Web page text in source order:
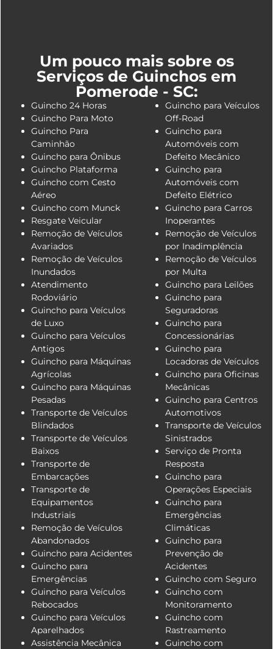
Um pouco mais sobre os
Serviços de Guinchos em
Pomerode - SC:
Guincho 24 Horas
Guincho Para Moto
Guincho Para
Caminhão
Guincho para Ônibus
Guincho Plataforma
Guincho com Cesto
Aéreo
Guincho com Munck
Resgate Veicular
Remoção de Veículos
Avariados
Remoção de Veículos
Inundados
Atendimento
Rodoviário
Guincho para Veículos
de Luxo
Guincho para Veículos
Antigos
Guincho para Máquinas
Agrícolas
Guincho para Máquinas
Pesadas
Transporte de Veículos
Blindados
Transporte de Veículos
Baixos
Transporte de
Embarcações
Transporte de
Equipamentos
Industriais
Remoção de Veículos
Abandonados
Guincho para Acidentes
Guincho para
Emergências
Guincho para Veículos
Rebocados
Guincho para Veículos
Aparelhados
Assistência Mecânica
Guincho para Veículos
Off-Road
Guincho para
Automóveis com
Defeito Mecânico
Guincho para
Automóveis com
Defeito Elétrico
Guincho para Carros
Inoperantes
Remoção de Veículos
por Inadimplência
Remoção de Veículos
por Multa
Guincho para Leilões
Guincho para
Seguradoras
Guincho para
Concessionárias
Guincho para
Locadoras de Veículos
Guincho para Oficinas
Mecânicas
Guincho para Centros
Automotivos
Transporte de Veículos
Sinistrados
Serviço de Pronta
Resposta
Guincho para
Operações Especiais
Guincho para
Emergências
Climáticas
Guincho para
Prevenção de
Acidentes
Guincho com Seguro
Guincho com
Monitoramento
Guincho com
Rastreamento
Guincho com